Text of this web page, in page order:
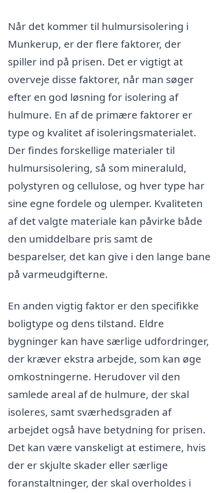
Når det kommer til hulmursisolering i
Munkerup, er der flere faktorer, der
spiller ind på prisen. Det er vigtigt at
overveje disse faktorer, når man søger
efter en god løsning for isolering af
hulmure. En af de primære faktorer er
type og kvalitet af isoleringsmaterialet.
Der findes forskellige materialer til
hulmursisolering, så som mineraluld,
polystyren og cellulose, og hver type har
sine egne fordele og ulemper. Kvaliteten
af det valgte materiale kan påvirke både
den umiddelbare pris samt de
besparelser, det kan give i den lange bane
på varmeudgifterne.
En anden vigtig faktor er den specifikke
boligtype og dens tilstand. Eldre
bygninger kan have særlige udfordringer,
der kræver ekstra arbejde, som kan øge
omkostningerne. Herudover vil den
samlede areal af de hulmure, der skal
isoleres, samt sværhedsgraden af
arbejdet også have betydning for prisen.
Det kan være vanskeligt at estimere, hvis
der er skjulte skader eller særlige
foranstaltninger, der skal overholdes i